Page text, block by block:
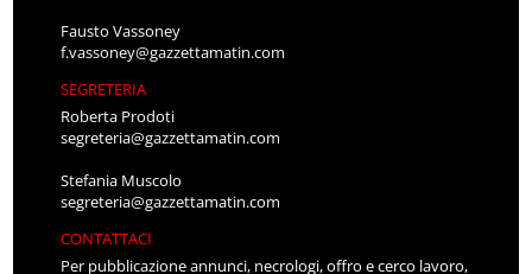
Fausto Vassoney
f.vassoney@gazzettamatin.com
SEGRETERIA
Roberta Prodoti
segreteria@gazzettamatin.com
Stefania Muscolo
segreteria@gazzettamatin.com
CONTATTACI
Per pubblicazione annunci, necrologi, offro e cerco lavoro,